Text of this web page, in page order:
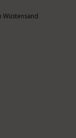
Wüstensand